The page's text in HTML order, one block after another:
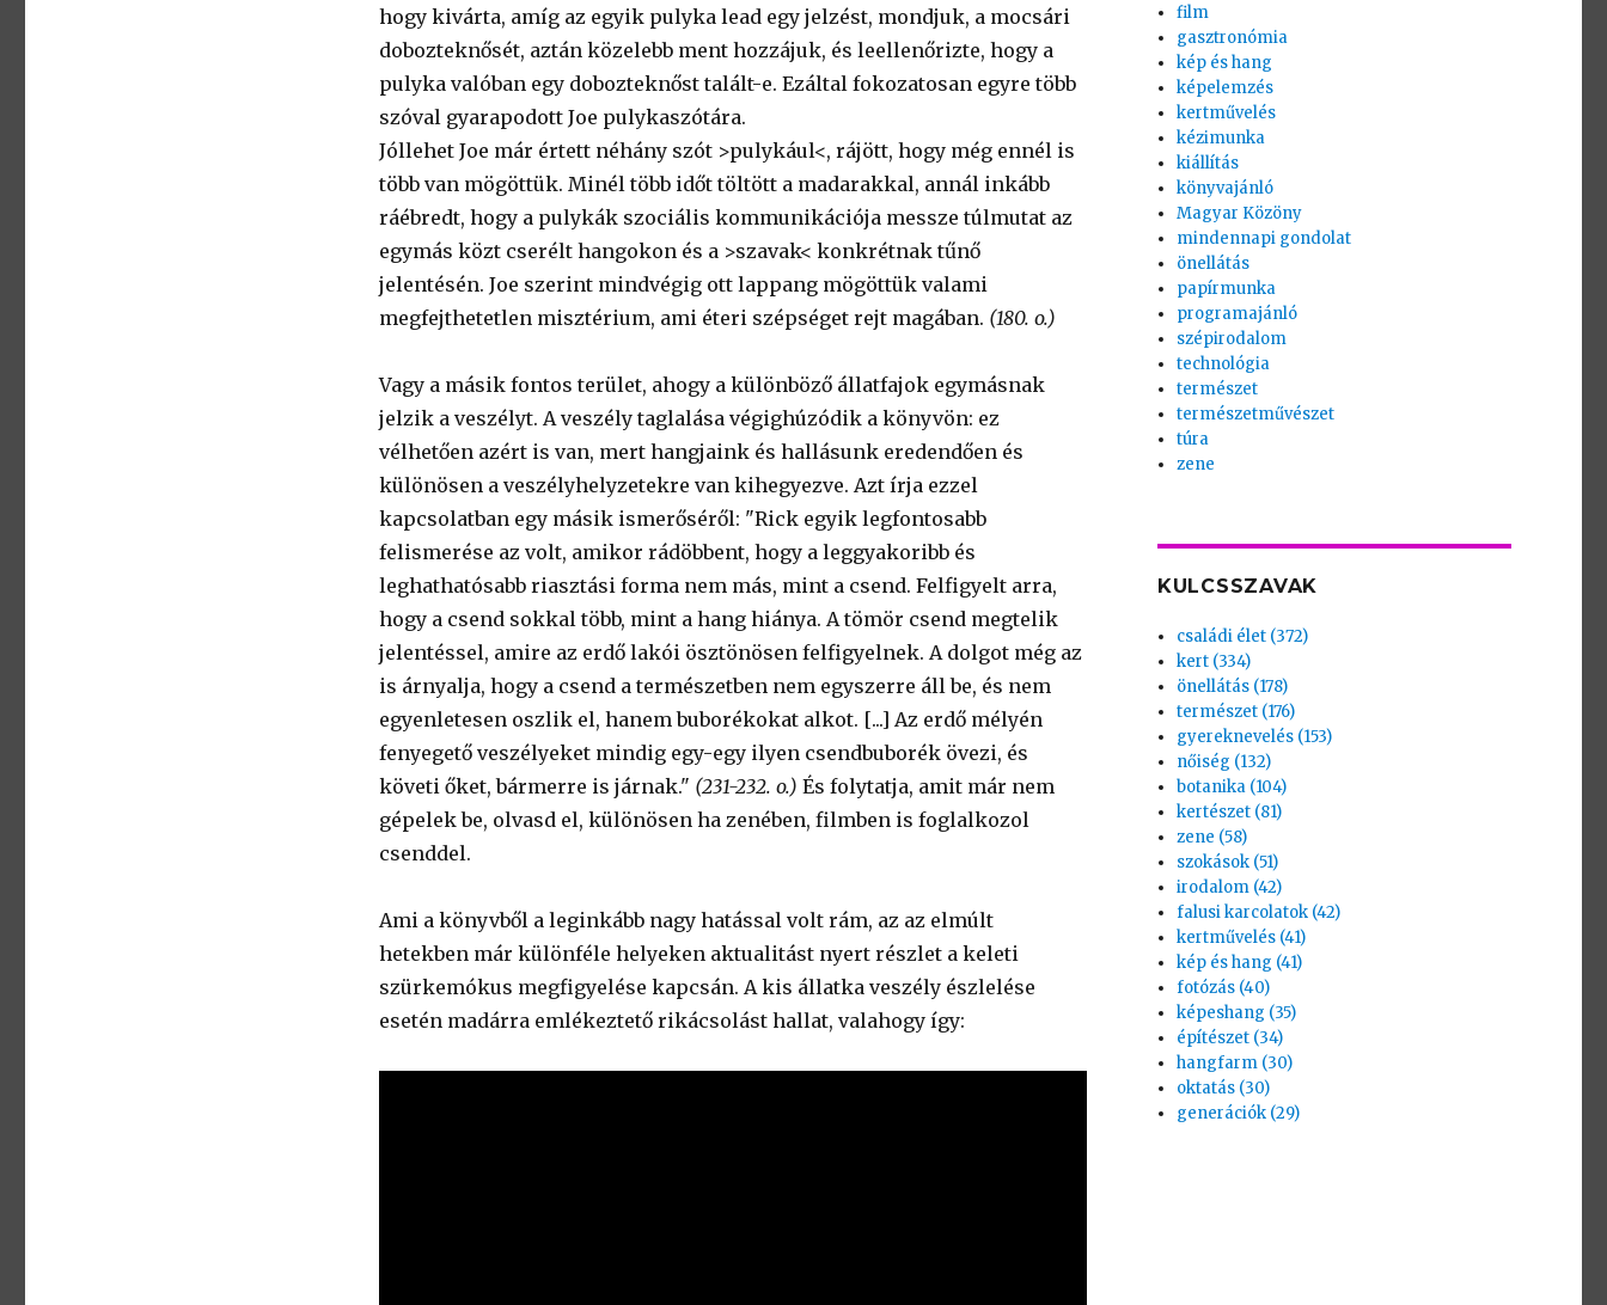
hogy kivárta, amíg az egyik pulyka lead egy jelzést, mondjuk, a mocsári
dobozteknősét, aztán közelebb ment hozzájuk, és leellenőrizte, hogy a
pulyka valóban egy dobozteknőst talált-e. Ezáltal fokozatosan egyre több
szóval gyarapodott Joe pulykaszótára.
Jóllehet Joe már értett néhány szót >pulykául<, rájött, hogy még ennél is
több van mögöttük. Minél több időt töltött a madarakkal, annál inkább
ráébredt, hogy a pulykák szociális kommunikációja messze túlmutat az
egymás közt cserélt hangokon és a >szavak< konkrétnak tűnő
jelentésén. Joe szerint mindvégig ott lappang mögöttük valami
megfejthetetlen misztérium, ami éteri szépséget rejt magában. (180. o.)
Vagy a másik fontos terület, ahogy a különböző állatfajok egymásnak
jelzik a veszélyt. A veszély taglalása végighúzódik a könyvön: ez
vélhetően azért is van, mert hangjaink és hallásunk eredendően és
különösen a veszélyhelyzetekre van kihegyezve. Azt írja ezzel
kapcsolatban egy másik ismerőséről: "Rick egyik legfontosabb
felismerése az volt, amikor rádöbbent, hogy a leggyakoribb és
leghathatósabb riasztási forma nem más, mint a csend. Felfigyelt arra,
hogy a csend sokkal több, mint a hang hiánya. A tömör csend megtelik
jelentéssel, amire az erdő lakói ösztönösen felfigyelnek. A dolgot még az
is árnyalja, hogy a csend a természetben nem egyszerre áll be, és nem
egyenletesen oszlik el, hanem buborékokat alkot. [...] Az erdő mélyén
fenyegető veszélyeket mindig egy-egy ilyen csendbuborék övezi, és
követi őket, bármerre is járnak." (231-232. o.) És folytatja, amit már nem
gépelek be, olvasd el, különösen ha zenében, filmben is foglalkozol
csenddel.
Ami a könyvből a leginkább nagy hatással volt rám, az az elmúlt
hetekben már különféle helyeken aktualitást nyert részlet a keleti
szürkemókus megfigyelése kapcsán. A kis állatka veszély észlelése
esetén madárra emlékeztető rikácsolást hallat, valahogy így:
film
gasztronómia
kép és hang
képelemzés
kertművelés
kézimunka
kiállítás
könyvajánló
Magyar Közöny
mindennapi gondolat
önellátás
papírmunka
programajánló
szépirodalom
technológia
természet
természetművészet
túra
zene
KULCSSZAVAK
családi élet (372)
kert (334)
önellátás (178)
természet (176)
gyereknevelés (153)
nőiség (132)
botanika (104)
kertészet (81)
zene (58)
szokások (51)
irodalom (42)
falusi karcolatok (42)
kertművelés (41)
kép és hang (41)
fotózás (40)
képeshang (35)
építészet (34)
hangfarm (30)
oktatás (30)
generációk (29)